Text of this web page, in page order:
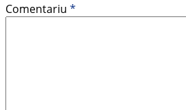
Comentariu *